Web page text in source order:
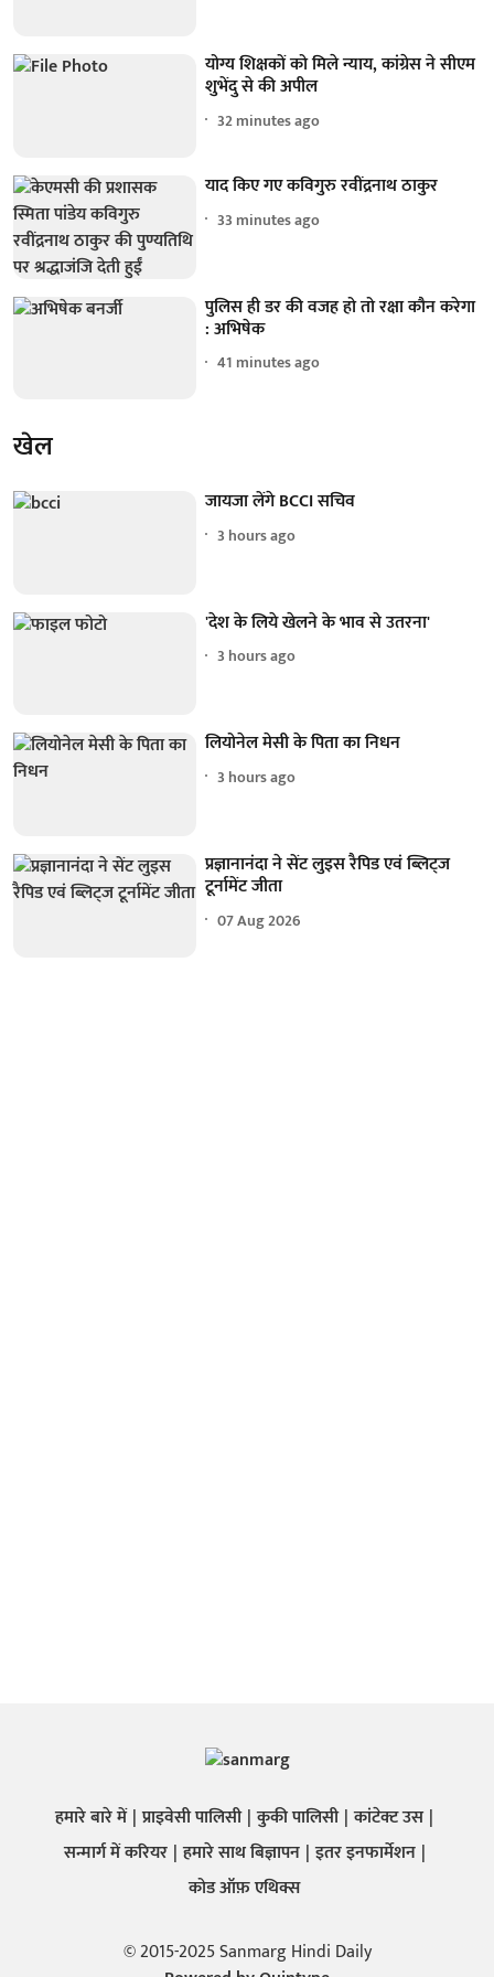
योग्य शिक्षकों को मिले न्याय, कांग्रेस ने सीएम
शुभेंदु से की अपील
32 minutes ago
याद किए गए कविगुरु रवींद्रनाथ ठाकुर
33 minutes ago
पुलिस ही डर की वजह हो तो रक्षा कौन करेगा
: अभिषेक
41 minutes ago
खेल
जायजा लेंगे BCCI सचिव
3 hours ago
'देश के लिये खेलने के भाव से उतरना'
3 hours ago
लियोनेल मेसी के पिता का निधन
3 hours ago
प्रज्ञानानंदा ने सेंट लुइस रैपिड एवं ब्लिट्ज
टूर्नामेंट जीता
07 Aug 2026
हमारे बारे में प्राइवेसी पालिसी कुकी पालिसी कांटेक्ट उस
सन्मार्ग में करियर हमारे साथ बिज्ञापन इतर इनफार्मेशन
कोड ऑफ़ एथिक्स
© 2015-2025 Sanmarg Hindi Daily